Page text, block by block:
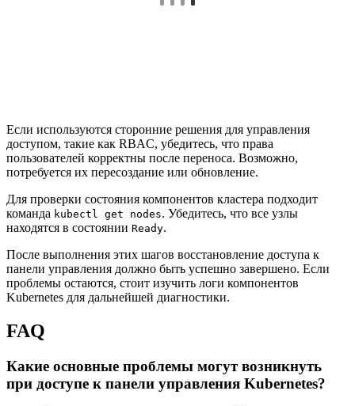
Если используются сторонние решения для управления
доступом, такие как RBAC, убедитесь, что права
пользователей корректны после переноса. Возможно,
потребуется их пересоздание или обновление.
Для проверки состояния компонентов кластера подходит
команда kubectl get nodes. Убедитесь, что все узлы
находятся в состоянии Ready.
После выполнения этих шагов восстановление доступа к
панели управления должно быть успешно завершено. Если
проблемы остаются, стоит изучить логи компонентов
Kubernetes для дальнейшей диагностики.
FAQ
Какие основные проблемы могут возникнуть
при доступе к панели управления Kubernetes?